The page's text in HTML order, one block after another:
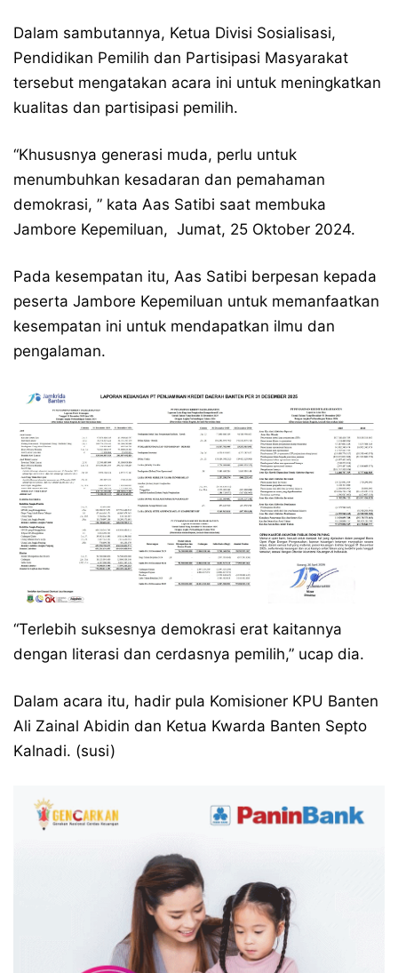
Dalam sambutannya, Ketua Divisi Sosialisasi,
Pendidikan Pemilih dan Partisipasi Masyarakat
tersebut mengatakan acara ini untuk meningkatkan
kualitas dan partisipasi pemilih.
“Khususnya generasi muda, perlu untuk
menumbuhkan kesadaran dan pemahaman
demokrasi, ” kata Aas Satibi saat membuka
Jambore Kepemiluan, Jumat, 25 Oktober 2024.
Pada kesempatan itu, Aas Satibi berpesan kepada
peserta Jambore Kepemiluan untuk memanfaatkan
kesempatan ini untuk mendapatkan ilmu dan
pengalaman.
“Terlebih suksesnya demokrasi erat kaitannya
dengan literasi dan cerdasnya pemilih,” ucap dia.
Dalam acara itu, hadir pula Komisioner KPU Banten
Ali Zainal Abidin dan Ketua Kwarda Banten Septo
Kalnadi. (susi)